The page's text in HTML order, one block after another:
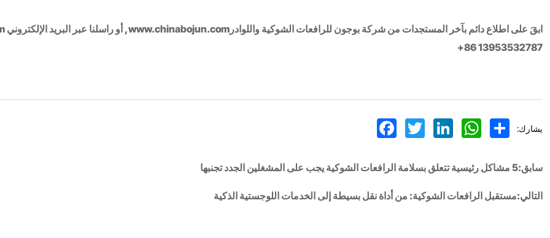
ابقَ على اطلاع دائم بآخر المستجدات من شركة بوجون للرافعات الشوكية واللوادرwww.chinabojun.com
+86 13953532787
يشارك: Facebook TwitterLinkedInWhatsApp Share
سابق:5 مشاكل رئيسية تتعلق بسلامة الرافعات الشوكية يجب على المشغلين الجدد تجنبها
التالي:مستقبل الرافعات الشوكية: من أداة نقل بسيطة إلى الخدمات اللوجستية الذكية